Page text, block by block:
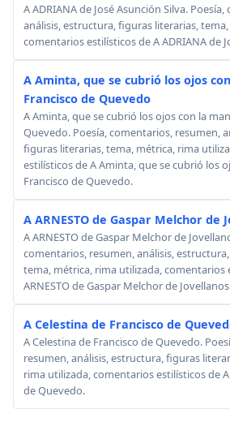
A ADRIANA de José Asunción Silva.
análisis, estructura, figuras literarias,
comentarios estilísticos de A ADRIANA de
A Aminta, que se cubrió los ojos
Francisco de Quevedo
A Aminta, que se cubrió los ojos con la
Quevedo. Poesía, comentarios, resumen,
figuras literarias, tema, métrica, rima
estilísticos de A Aminta, que se cubrió los
Francisco de Quevedo.
A ARNESTO de Gaspar Melchor de
A ARNESTO de Gaspar Melchor de
comentarios, resumen, análisis,
tema, métrica, rima utilizada, comentarios
ARNESTO de Gaspar Melchor de
A Celestina de Francisco de
A Celestina de Francisco de Quevedo.
resumen, análisis, estructura, figuras
rima utilizada, comentarios estilísticos de
de Quevedo.